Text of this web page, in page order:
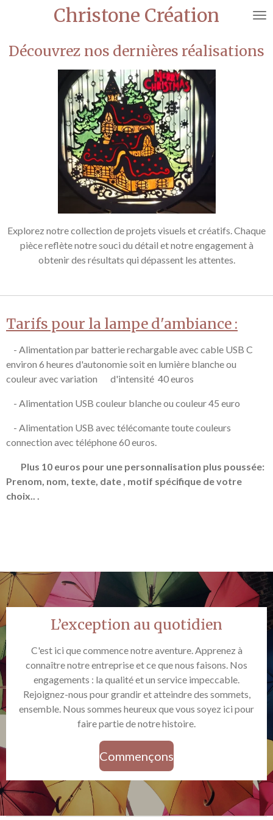
contenu
principal
Christone Création
Découvrez nos dernières réalisations
Explorez notre collection de projets visuels et créatifs. Chaque
pièce reflète notre souci du détail et notre engagement à
obtenir des résultats qui dépassent les attentes.
Tarifs pour la lampe d'ambiance :
- Alimentation par batterie rechargable avec cable USB C
environ 6 heures d'autonomie soit en lumière blanche ou
couleur avec variation d'intensité 40 euros
- Alimentation USB couleur blanche ou couleur 45 euro
- Alimentation USB avec télécomante toute couleurs
connection avec téléphone 60 euros.
Plus 10 euros pour une personnalisation plus poussée:
Prenom, nom, texte, date , motif spécifique de votre
choix.. .
L’exception au quotidien
C'est ici que commence notre aventure. Apprenez à
connaître notre entreprise et ce que nous faisons. Nos
engagements : la qualité et un service impeccable.
Rejoignez-nous pour grandir et atteindre des sommets,
ensemble. Nous sommes heureux que vous soyez ici pour
faire partie de notre histoire.
Commençons